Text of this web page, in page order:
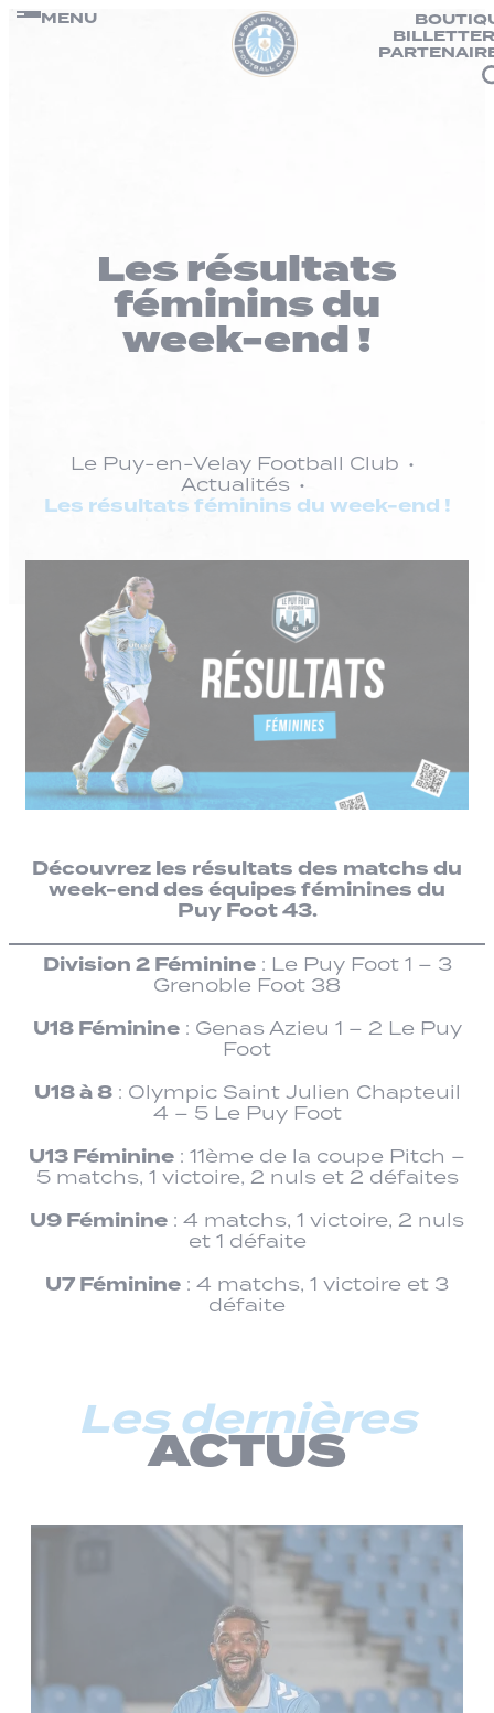
Passer
MENU
Les résultats
féminins du
week-end !
Le Puy-en-Velay Football Club
Actualités
Les résultats féminins du week-end !
Découvrez les résultats des matchs du
week-end des équipes féminines du
Puy Foot 43.
Division 2 Féminine: Le Puy Foot 1 – 3
Grenoble Foot 38
U18 Féminine: Genas Azieu 1 – 2 Le Puy
Foot
U18 à 8: Olympic Saint Julien Chapteuil
4 – 5 Le Puy Foot
U13 Féminine : 11ème de la coupe Pitch –
5 matchs, 1 victoire, 2 nuls et 2 défaites
U9 Féminine : 4 matchs, 1 victoire, 2 nuls
et 1 défaite
U7 Féminine : 4 matchs, 1 victoire et 3
défaite
Les dernières
ACTUS
Panneau de gestion des cookies